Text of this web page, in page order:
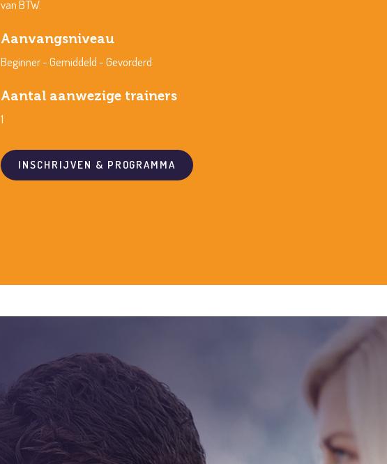
van BTW.
Aanvangsniveau
Beginner - Gemiddeld - Gevorderd
Aantal aanwezige trainers
1
INSCHRIJVEN & PROGRAMMA